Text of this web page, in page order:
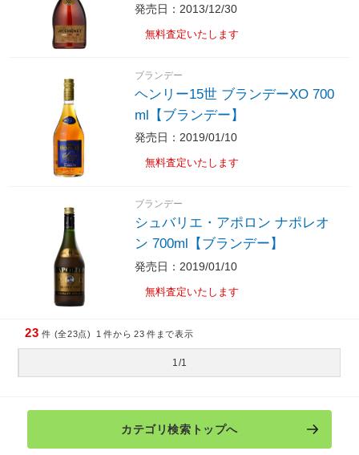
発売日：2013/12/30
無料査定いたします
ブランデー
ヘンリー15世 ブランデーXO 700
ml【ブランデー】
発売日：2019/01/10
無料査定いたします
ブランデー
シュバリエ・アポロン ナポレオ
ン 700ml【ブランデー】
発売日：2019/01/10
無料査定いたします
23 件 (全23点) 1 件から 23 件まで表示
1/1
カテゴリ検索トップへ